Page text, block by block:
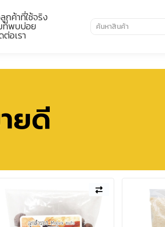
กค้าที่ใช้จริง
ที่พบบ่อย
อเรา
ยดี